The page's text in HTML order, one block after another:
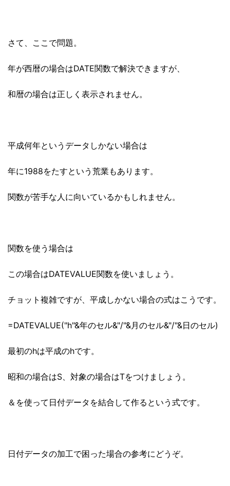
さて、ここで問題。
年が西暦の場合はDATE関数で解決できますが、
和暦の場合は正しく表示されません。
平成何年というデータしかない場合は
年に1988をたすという荒業もあります。
関数が苦手な人に向いているかもしれません。
関数を使う場合は
この場合はDATEVALUE関数を使いましょう。
チョット複雑ですが、平成しかない場合の式はこうです。
=DATEVALUE("h"&年のセル&"/"&月のセル&"/"&日のセル)
最初のhは平成のhです。
昭和の場合はS、対象の場合はTをつけましょう。
＆を使って日付データを結合して作るという式です。
日付データの加工で困った場合の参考にどうぞ。